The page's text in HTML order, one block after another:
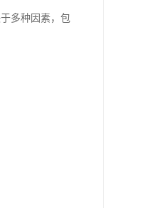
多种因素，包